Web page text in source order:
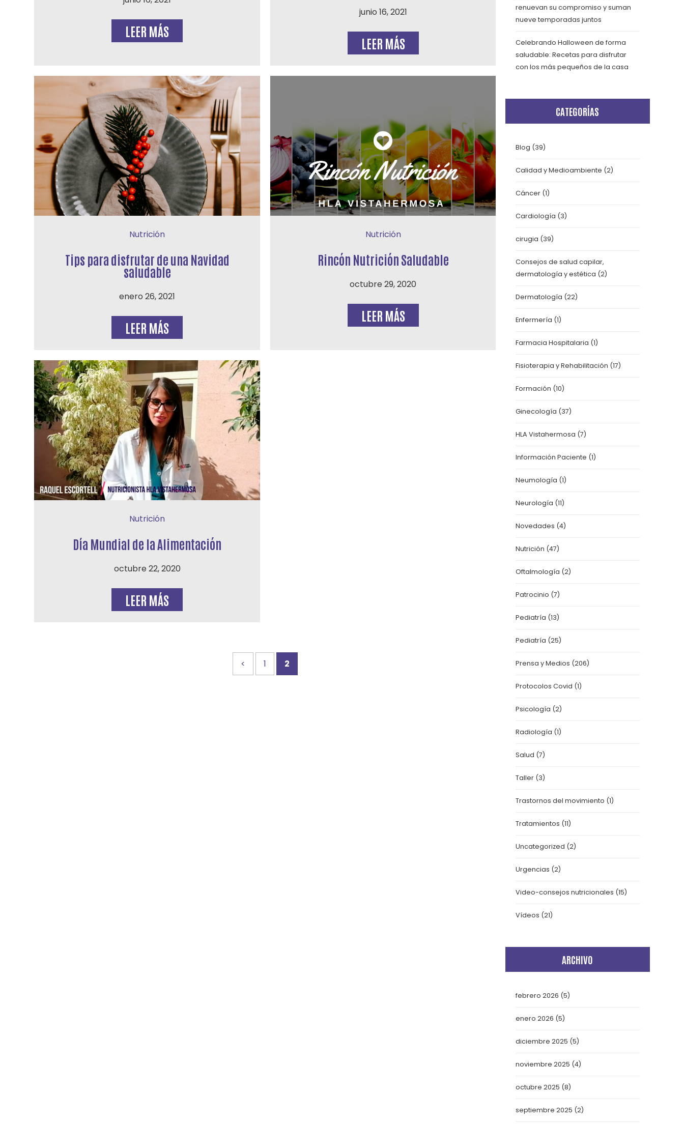
LEER MÁS
junio 16, 2021
LEER MÁS
Nutrición
Tips para disfrutar de una Navidad
saludable
enero 26, 2021
LEER MÁS
Nutrición
Rincón Nutrición Saludable
octubre 29, 2020
LEER MÁS
Nutrición
Día Mundial de la Alimentación
octubre 22, 2020
LEER MÁS
< 1 2
renuevan su compromiso y suman
nueve temporadas juntos
Celebrando Halloween de forma
saludable: Recetas para disfrutar
con los más pequeños de la casa
CATEGORÍAS
Blog (39)
Calidad y Medioambiente (2)
Cáncer(1)
Cardiología (3)
cirugia (39)
Consejos de salud capilar,
dermatología y estética (2)
Dermatología (22)
Enfermería (1)
Farmacia Hospitalaria (1)
Fisioterapia y Rehabilitación (17)
Formación (10)
Ginecología (37)
HLA Vistahermosa (7)
Información Paciente (1)
Neumología (1)
Neurología (11)
Novedades (4)
Nutrición (47)
Oftalmología (2)
Patrocinio (7)
Pediatría (13)
Pediatría (25)
Prensa y Medios (206)
Protocolos Covid (1)
Psicología (2)
Radiología (1)
Salud (7)
Taller(3)
Trastornos del movimiento (1)
Tratamientos (11)
Uncategorized (2)
Urgencias (2)
Video-consejos nutricionales (15)
Vídeos (21)
ARCHIVO
febrero 2026 (5)
enero 2026 (5)
diciembre 2025 (5)
noviembre 2025 (4)
octubre 2025 (8)
septiembre 2025 (2)